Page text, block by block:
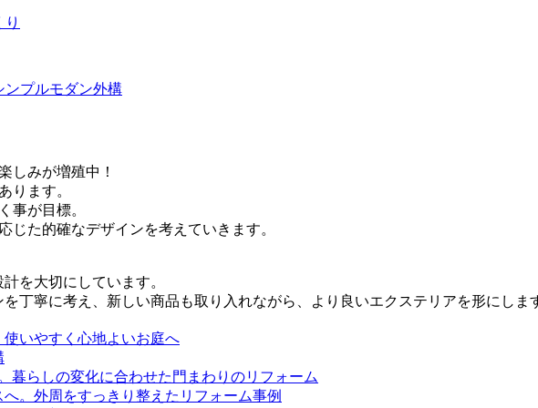
ンプルモダン外構
しみが増殖中！
ります。
事が目標。
じた的確なデザインを考えていきます。
を大切にしています。
丁寧に考え、新しい商品も取り入れながら、より良いエクステリアを形にしま
いやすく心地よいお庭へ
暮らしの変化に合わせた門まわりのリフォーム
。外周をすっきり整えたリフォーム事例